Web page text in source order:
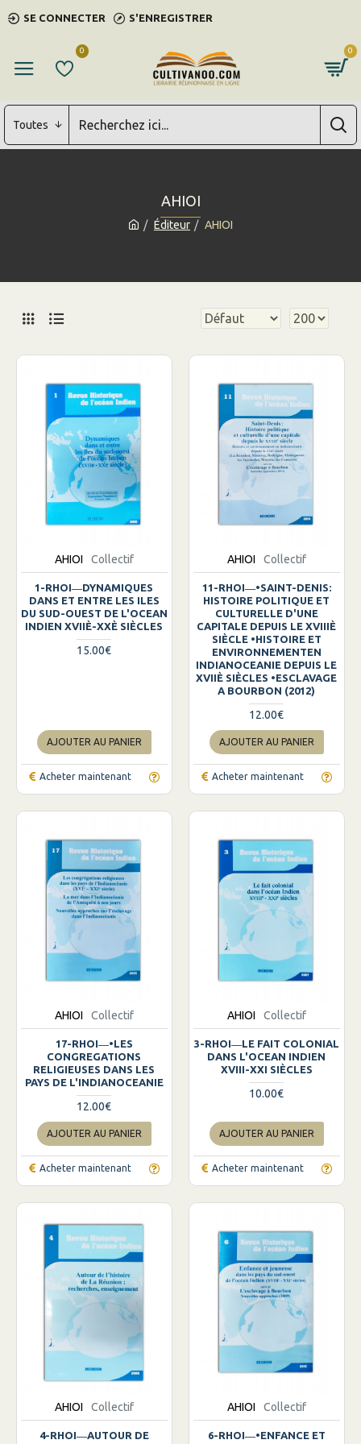
SE CONNECTER S'ENREGISTRER
0 0
Toutes
Éditeur AHIOI
AHIOI
AHIOI Collectif
1-RHOI―DYNAMIQUES
DANS ET ENTRE LES ILES
DU SUD-OUEST DE L'OCEAN
INDIEN XVIIÈ-XXÈ SIÈCLES
15.00€
AJOUTER AU PANIER
Acheter maintenant
AHIOI Collectif
11-RHOI―•SAINT-DENIS:
HISTOIRE POLITIQUE ET
CULTURELLE D'UNE
CAPITALE DEPUIS LE XVIIIÈ
SIÈCLE •HISTOIRE ET
ENVIRONNEMENTEN
INDIANOCEANIE DEPUIS LE
XVIIÈ SIÈCLES •ESCLAVAGE
A BOURBON (2012)
12.00€
AJOUTER AU PANIER
Acheter maintenant
AHIOI Collectif
17-RHOI―•LES
CONGREGATIONS
RELIGIEUSES DANS LES
PAYS DE L'INDIANOCEANIE
12.00€
AJOUTER AU PANIER
Acheter maintenant
AHIOI Collectif
3-RHOI―LE FAIT COLONIAL
DANS L'OCEAN INDIEN
XVIII-XXI SIÈCLES
10.00€
AJOUTER AU PANIER
Acheter maintenant
AHIOI Collectif
4-RHOI―AUTOUR DE
AHIOI Collectif
6-RHOI―•ENFANCE ET